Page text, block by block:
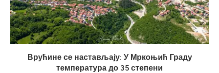
Врућине се настављају: У Мркоњић Граду
температура до 35 степени